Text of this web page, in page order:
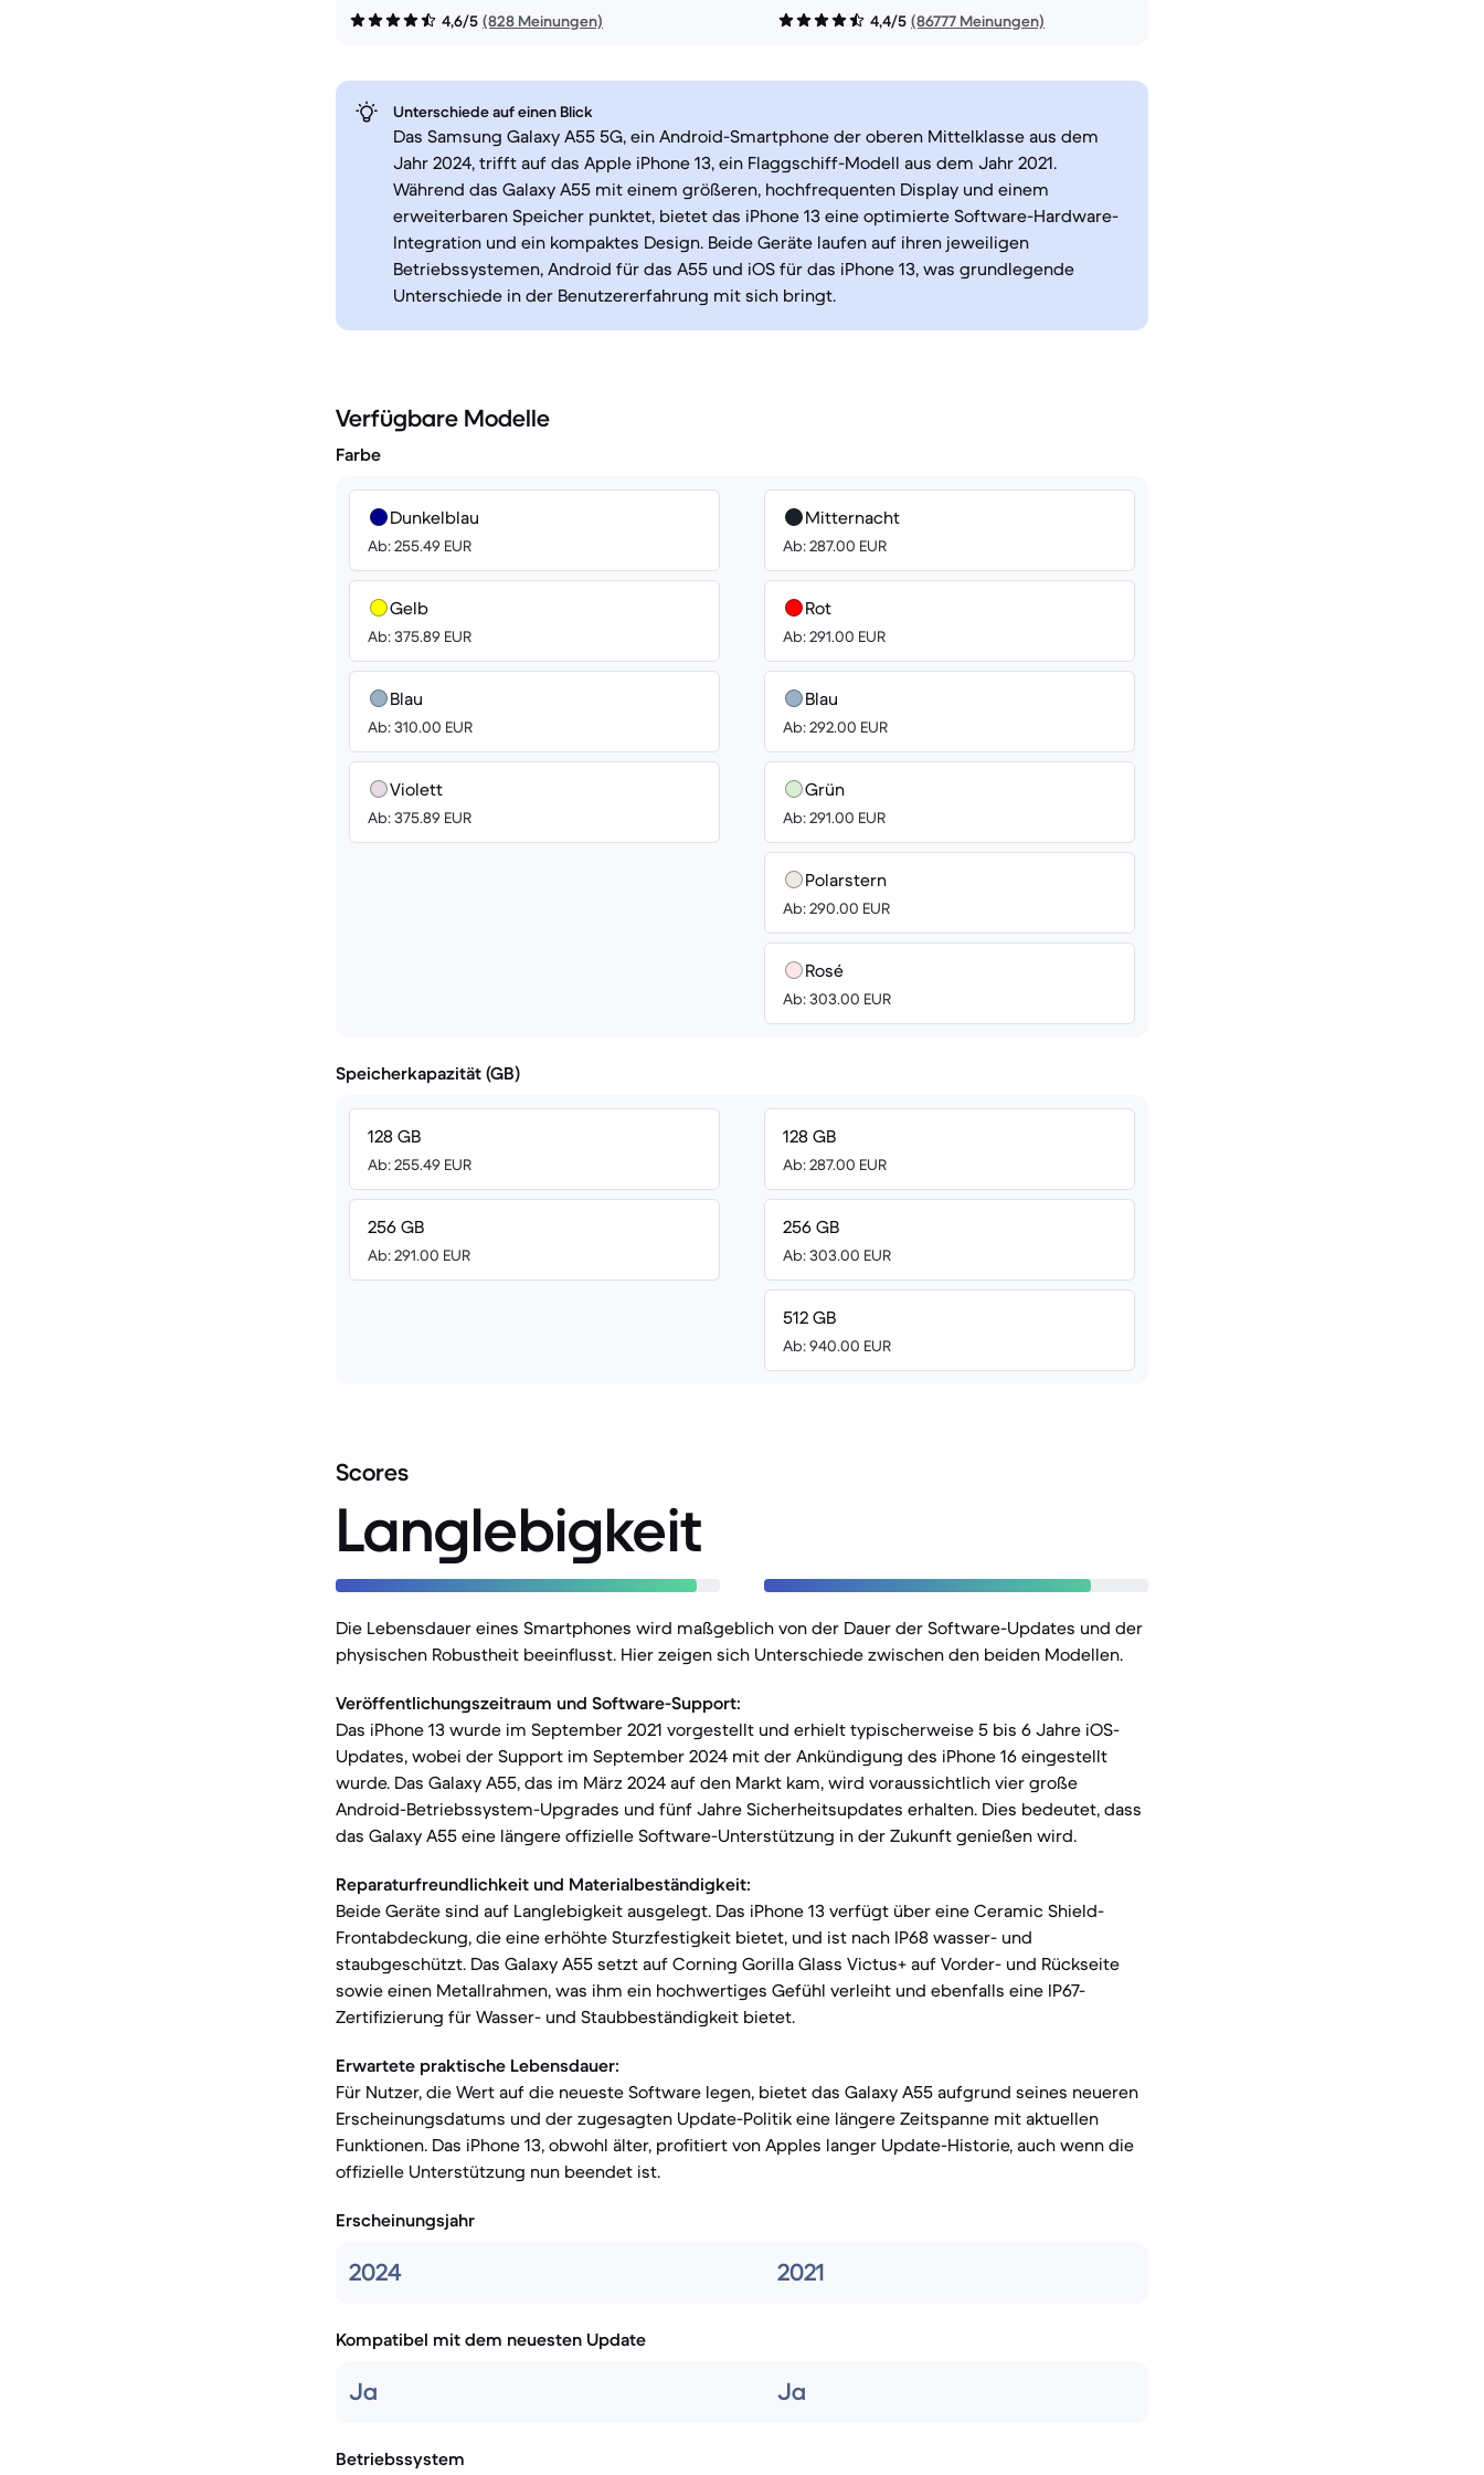
4,6/5 (828 Meinungen) 4,4/5 (86777 Meinungen)
Unterschiede auf einen Blick
Das Samsung Galaxy A55 5G, ein Android-Smartphone der oberen Mittelklasse aus dem
Jahr 2024, trifft auf das Apple iPhone 13, ein Flaggschiff-Modell aus dem Jahr 2021.
Während das Galaxy A55 mit einem größeren, hochfrequenten Display und einem
erweiterbaren Speicher punktet, bietet das iPhone 13 eine optimierte Software-Hardware-
Integration und ein kompaktes Design. Beide Geräte laufen auf ihren jeweiligen
Betriebssystemen, Android für das A55 und iOS für das iPhone 13, was grundlegende
Unterschiede in der Benutzererfahrung mit sich bringt.
Verfügbare Modelle
Farbe
Dunkelblau
Ab: 255.49 EUR
Gelb
Ab: 375.89 EUR
Blau
Ab: 310.00 EUR
Violett
Ab: 375.89 EUR
Mitternacht
Ab: 287.00 EUR
Rot
Ab: 291.00 EUR
Blau
Ab: 292.00 EUR
Grün
Ab: 291.00 EUR
Polarstern
Ab: 290.00 EUR
Rosé
Ab: 303.00 EUR
Speicherkapazität (GB)
128 GB
Ab: 255.49 EUR
256 GB
Ab: 291.00 EUR
128 GB
Ab: 287.00 EUR
256 GB
Ab: 303.00 EUR
512 GB
Ab: 940.00 EUR
Scores
Langlebigkeit
Die Lebensdauer eines Smartphones wird maßgeblich von der Dauer der Software-Updates und der
physischen Robustheit beeinflusst. Hier zeigen sich Unterschiede zwischen den beiden Modellen.
Veröffentlichungszeitraum und Software-Support:
Das iPhone 13 wurde im September 2021 vorgestellt und erhielt typischerweise 5 bis 6 Jahre iOS-
Updates, wobei der Support im September 2024 mit der Ankündigung des iPhone 16 eingestellt
wurde. Das Galaxy A55, das im März 2024 auf den Markt kam, wird voraussichtlich vier große
Android-Betriebssystem-Upgrades und fünf Jahre Sicherheitsupdates erhalten. Dies bedeutet, dass
das Galaxy A55 eine längere offizielle Software-Unterstützung in der Zukunft genießen wird.
Reparaturfreundlichkeit und Materialbeständigkeit:
Beide Geräte sind auf Langlebigkeit ausgelegt. Das iPhone 13 verfügt über eine Ceramic Shield-
Frontabdeckung, die eine erhöhte Sturzfestigkeit bietet, und ist nach IP68 wasser- und
staubgeschützt. Das Galaxy A55 setzt auf Corning Gorilla Glass Victus+ auf Vorder- und Rückseite
sowie einen Metallrahmen, was ihm ein hochwertiges Gefühl verleiht und ebenfalls eine IP67-
Zertifizierung für Wasser- und Staubbeständigkeit bietet.
Erwartete praktische Lebensdauer:
Für Nutzer, die Wert auf die neueste Software legen, bietet das Galaxy A55 aufgrund seines neueren
Erscheinungsdatums und der zugesagten Update-Politik eine längere Zeitspanne mit aktuellen
Funktionen. Das iPhone 13, obwohl älter, profitiert von Apples langer Update-Historie, auch wenn die
offizielle Unterstützung nun beendet ist.
Erscheinungsjahr
2024 2021
Kompatibel mit dem neuesten Update
Ja Ja
Betriebssystem